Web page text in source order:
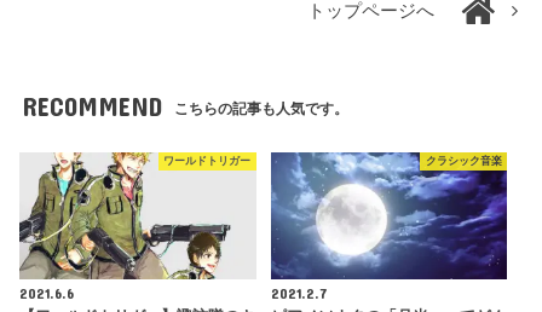
トップページへ
RECOMMEND こちらの記事も人気です。
ワールドトリガー
2021.6.6
クラシック音楽
2021.2.7